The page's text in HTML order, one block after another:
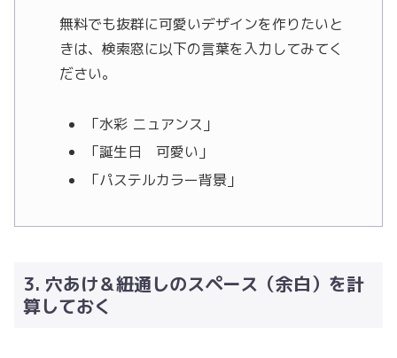
無料でも抜群に可愛いデザインを作りたいと
きは、検索窓に以下の言葉を入力してみてく
ださい。
「水彩 ニュアンス」
「誕生日 可愛い」
「パステルカラー背景」
3. 穴あけ＆紐通しのスペース（余白）を計
算しておく